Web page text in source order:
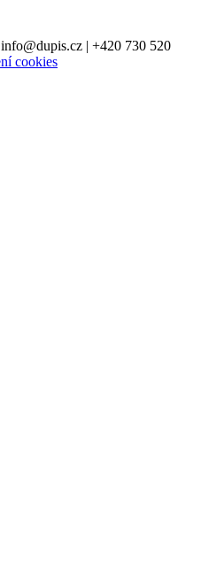
info@dupis.cz | +420 730 520
cookies